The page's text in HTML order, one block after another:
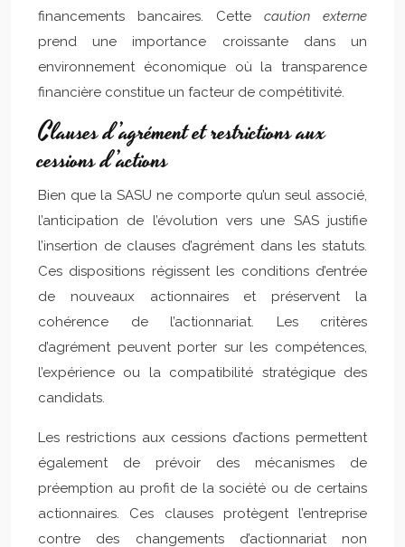
financements bancaires. Cette caution externe
prend une importance croissante dans un
environnement économique où la transparence
financière constitue un facteur de compétitivité.
Clauses d’agrément et restrictions aux
cessions d’actions
Bien que la SASU ne comporte qu’un seul associé,
l’anticipation de l’évolution vers une SAS justifie
l’insertion de clauses d’agrément dans les statuts.
Ces dispositions régissent les conditions d’entrée
de nouveaux actionnaires et préservent la
cohérence de l’actionnariat. Les critères
d’agrément peuvent porter sur les compétences,
l’expérience ou la compatibilité stratégique des
candidats.
Les restrictions aux cessions d’actions permettent
également de prévoir des mécanismes de
préemption au profit de la société ou de certains
actionnaires. Ces clauses protègent l’entreprise
contre des changements d’actionnariat non